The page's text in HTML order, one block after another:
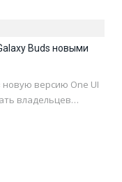
Buds новыми
версию One UI
владельцев…